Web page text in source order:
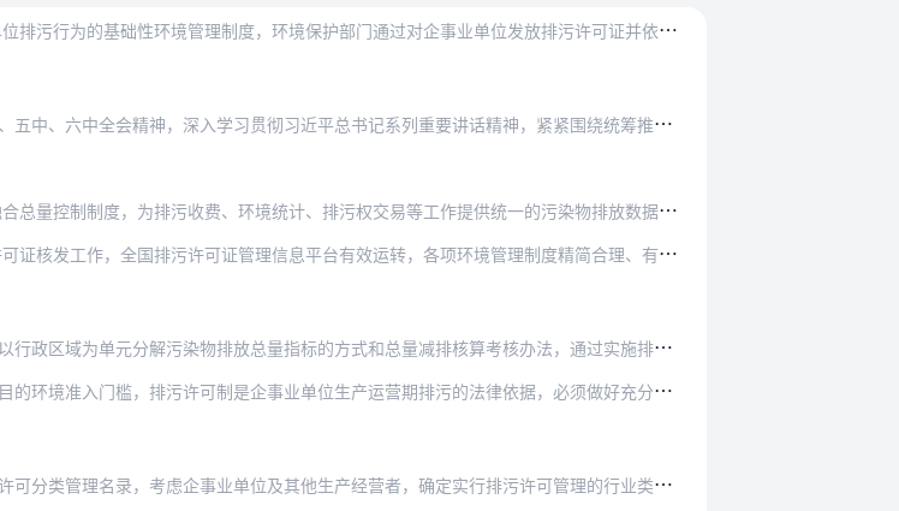
控
制污染物排放许可制（以下称排污许可制）是依法规范企事业单位排污行为的基础性环境管理制度，环境保护部门通过对企事业单位发放排污许可证并依证监管实施排污许可制。近…
精神，深入学习贯彻习近平总书记系列重要讲话精神，紧紧围绕统筹推进“五位一体”总体布局和协调推进…
精
简高效，衔接顺畅。排污许可制衔接环境影响评价管理制度，融合总量控制制度，为排污收费、环境统计、排污权交易等工作提供统一的污染物排放数据，减少重复申报，减轻企事…
全国排污许可证管理信息平台有效运转，各项环境管理制度精简合理、有机衔接，企事业单位环保主体责…
分解污染物排放总量指标的方式和总量减排核算考核办法，通过实施排污许可制，落实企事业单位污染物排…
，排污许可制是企事业单位生产运营期排污的法律依据，必须做好充分衔接，实现从污染预防到污染治理和…
，考虑企事业单位及其他生产经营者，确定实行排污许可管理的行业类别。对不同行业或同一行业内的不同…